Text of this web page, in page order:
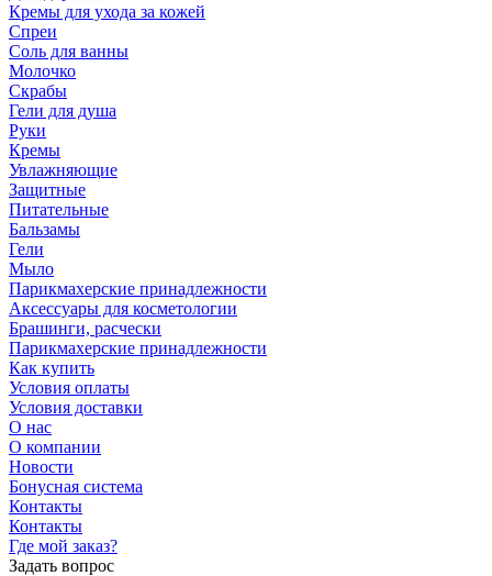
Кремы для ухода за кожей
Спреи
Соль для ванны
Молочко
Скрабы
Гели для душа
Руки
Кремы
Увлажняющие
Защитные
Питательные
Бальзамы
Гели
Мыло
Парикмахерские принадлежности
Аксессуары для косметологии
Брашинги, расчески
Парикмахерские принадлежности
Как купить
Условия оплаты
Условия доставки
О нас
О компании
Новости
Бонусная система
Контакты
Контакты
Где мой заказ?
Задать вопрос